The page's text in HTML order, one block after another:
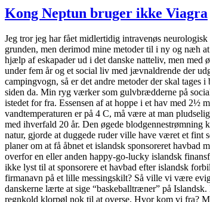
Neptun
bruger
Viagra
Kong Neptun bruger ikke Viagra
Jeg tror jeg har fået midlertidig intravenøs
grunden, men derimod mine metoder til i ny og næh
hjælp af eskapader ud i det danske natteliv, men
under fem år og et social liv med jævnaldrende der
campingvogn, så er det andre metoder der skal
siden da. Min ryg værker som gulvbrædderne på
istedet for fra. Essensen af at hoppe i et hav med 2½
vandtemperaturen er på 4 C, må være at man
med ihverfald 20 år. Den øgede blodgennestrømning
natur, gjorde at duggede ruder ville have været et fint
planer om at få åbnet et islandsk sponsoreret
overfor en eller anden happy-go-lucky islandsk
ikke lyst til at sponsorere et havbad efter islandsk
firmanavn på et lille messingskilt? Så ville vi være
danskerne lærte at sige “baskeballtræner” på
regnkold klorpøl nok til at overse. Hvor kom vi fra?